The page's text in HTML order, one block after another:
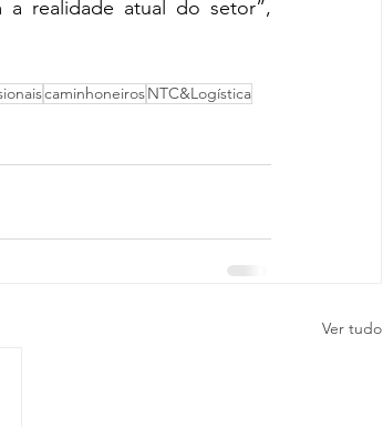
a realidade atual do setor”,
caminhoneirosNTC&Logística
Ver tudo